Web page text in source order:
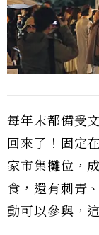
每年末都備受
回來了！固定
家市集攤位，
食，還有刺青
動可以參與，